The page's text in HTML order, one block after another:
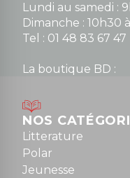
Lundi au samedi :
Dimanche : 10h30
Tel : 01 48 83 67 47
La boutique BD :
Mardi au samedi :
Dimanche : 10h30 à
Tel : 01 48 89 13 88
NOS
Litterature
Polar
Jeunesse